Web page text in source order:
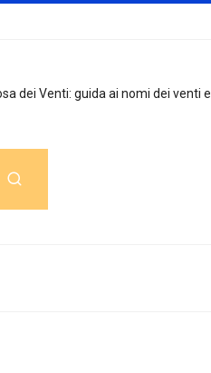
dei Venti: guida ai nomi dei venti e